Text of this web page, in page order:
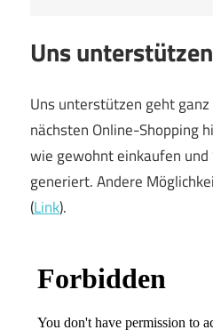
Uns unterstützen
Uns unterstützen geht
nächsten Online-Shopping
wie gewohnt einkaufen und
generiert. Andere
(Link).